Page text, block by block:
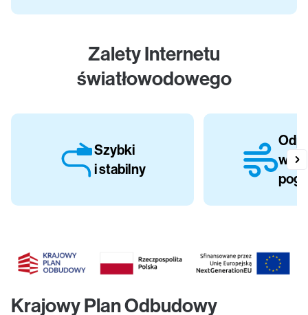
Zalety Internetu
światłowodowego
Szybki
i stabilny
Krajowy Plan Odbudowy